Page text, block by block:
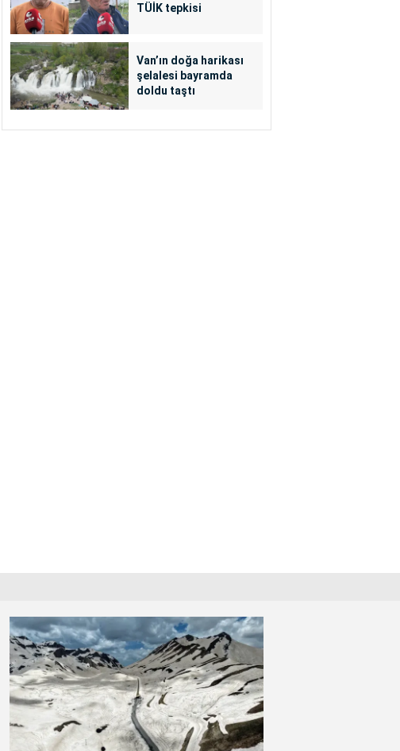
TÜİK tepkisi
Van’ın doğa harikası
şelalesi bayramda
doldu taştı